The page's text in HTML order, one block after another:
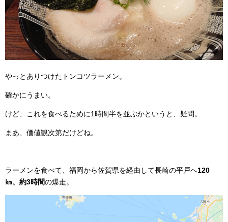
やっとありつけたトンコツラーメン。
確かにうまい。
けど、これを食べるために1時間半を並ぶかというと、疑問。
まあ、価値観次第だけどね。
ラーメンを食べて、福岡から佐賀県を経由して長崎の平戸へ120
㎞、約3時間の爆走。